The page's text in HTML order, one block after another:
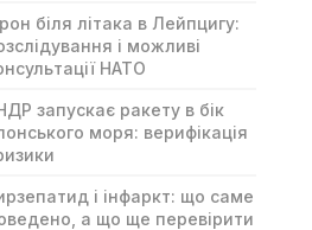
біля літака в Лейпцигу:
і можливі
НАТО
запускає ракету в бік
моря: верифікація
і інфаркт: що саме
а що ще перевірити